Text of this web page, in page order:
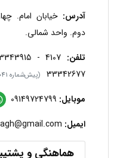
آدرس: خیابان امام.
دوم. واحد شمالی.
تلفن:
33342677
(پیش‌شماره 041)
موبایل:
ایمیل:
هماهنگی و